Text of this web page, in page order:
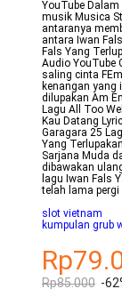
YouTube
musik Musica
antaranya
antara Iwan
Fals Yang
Audio YouTube
saling cinta
kenangan yang
dilupakan Am
Lagu All Too
Kau Datang
Garagara 25
Yang
Sarjana Muda
dibawakan
lagu Iwan Fals
telah lama pergi
slot vietnam
kumpulan grub
Rp85.000 -